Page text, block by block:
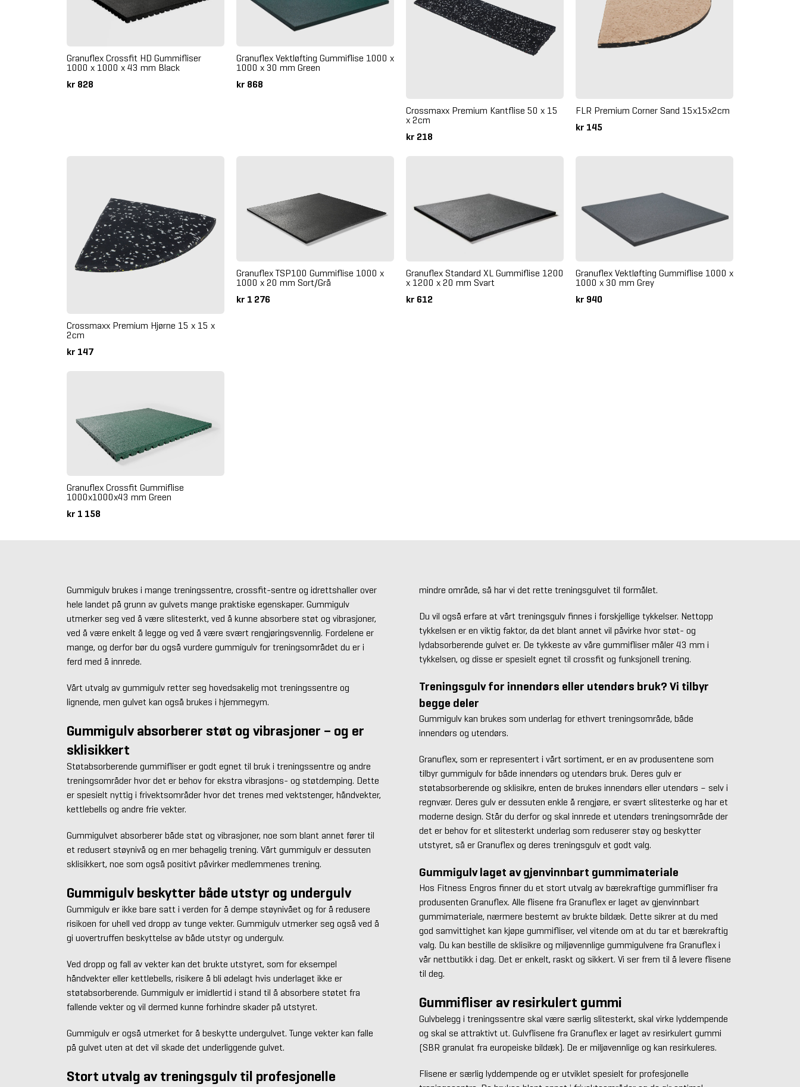
Granuflex Crossfit HD Gummifliser
1000 x 1000 x 43 mm Black
kr 828
Granuflex Vektløfting Gummiflise 1000 x
1000 x 30 mm Green
kr 868
Crossmaxx Premium Kantflise 50 x 15
x 2cm
kr 218
FLR Premium Corner Sand 15x15x2cm
kr 145
Crossmaxx Premium Hjørne 15 x 15 x
2cm
kr 147
Granuflex TSP100 Gummiflise 1000 x
1000 x 20 mm Sort/Grå
kr 1 276
Granuflex Standard XL Gummiflise 1200
x 1200 x 20 mm Svart
kr 612
Granuflex Vektløfting Gummiflise 1000 x
1000 x 30 mm Grey
kr 940
Granuflex Crossfit Gummiflise
1000x1000x43 mm Green
kr 1 158
Gummigulv brukes i mange treningssentre, crossfit-sentre og idrettshaller over
hele landet på grunn av gulvets mange praktiske egenskaper. Gummigulv
utmerker seg ved å være slitesterkt, ved å kunne absorbere støt og vibrasjoner,
ved å være enkelt å legge og ved å være svært rengjøringsvennlig. Fordelene er
mange, og derfor bør du også vurdere gummigulv for treningsområdet du er i
ferd med å innrede.
Vårt utvalg av gummigulv retter seg hovedsakelig mot treningssentre og
lignende, men gulvet kan også brukes i hjemmegym.
Gummigulv absorberer støt og vibrasjoner – og er
sklisikkert
Støtabsorberende gummifliser er godt egnet til bruk i treningssentre og andre
treningsområder hvor det er behov for ekstra vibrasjons- og støtdemping. Dette
er spesielt nyttig i frivektsområder hvor det trenes med vektstenger, håndvekter,
kettlebells og andre frie vekter.
Gummigulvet absorberer både støt og vibrasjoner, noe som blant annet fører til
et redusert støynivå og en mer behagelig trening. Vårt gummigulv er dessuten
sklisikkert, noe som også positivt påvirker medlemmenes trening.
Gummigulv beskytter både utstyr og undergulv
Gummigulv er ikke bare satt i verden for å dempe støynivået og for å redusere
risikoen for uhell ved dropp av tunge vekter. Gummigulv utmerker seg også ved å
gi uovertruffen beskyttelse av både utstyr og undergulv.
Ved dropp og fall av vekter kan det brukte utstyret, som for eksempel
håndvekter eller kettlebells, risikere å bli ødelagt hvis underlaget ikke er
støtabsorberende. Gummigulv er imidlertid i stand til å absorbere støtet fra
fallende vekter og vil dermed kunne forhindre skader på utstyret.
Gummigulv er også utmerket for å beskytte undergulvet. Tunge vekter kan falle
på gulvet uten at det vil skade det underliggende gulvet.
Stort utvalg av treningsgulv til profesjonelle
mindre område, så har vi det rette treningsgulvet til formålet.
Du vil også erfare at vårt treningsgulv finnes i forskjellige tykkelser. Nettopp
tykkelsen er en viktig faktor, da det blant annet vil påvirke hvor støt- og
lydabsorberende gulvet er. De tykkeste av våre gummifliser måler 43 mm i
tykkelsen, og disse er spesielt egnet til crossfit og funksjonell trening.
Treningsgulv for innendørs eller utendørs bruk? Vi tilbyr
begge deler
Gummigulv kan brukes som underlag for ethvert treningsområde, både
innendørs og utendørs.
Granuflex, som er representert i vårt sortiment, er en av produsentene som
tilbyr gummigulv for både innendørs og utendørs bruk. Deres gulv er
støtabsorberende og sklisikre, enten de brukes innendørs eller utendørs – selv i
regnvær. Deres gulv er dessuten enkle å rengjøre, er svært slitesterke og har et
moderne design. Står du derfor og skal innrede et utendørs treningsområde der
det er behov for et slitesterkt underlag som reduserer støy og beskytter
utstyret, så er Granuflex og deres treningsgulv et godt valg.
Gummigulv laget av gjenvinnbart gummimateriale
Hos Fitness Engros finner du et stort utvalg av bærekraftige gummifliser fra
produsenten Granuflex. Alle flisene fra Granuflex er laget av gjenvinnbart
gummimateriale, nærmere bestemt av brukte bildæk. Dette sikrer at du med
god samvittighet kan kjøpe gummifliser, vel vitende om at du tar et bærekraftig
valg. Du kan bestille de sklisikre og miljøvennlige gummigulvene fra Granuflex i
vår nettbutikk i dag. Det er enkelt, raskt og sikkert. Vi ser frem til å levere flisene
til deg.
Gummifliser av resirkulert gummi
Gulvbelegg i treningssentre skal være særlig slitesterkt, skal virke lyddempende
og skal se attraktivt ut. Gulvflisene fra Granuflex er laget av resirkulert gummi
(SBR granulat fra europeiske bildæk). De er miljøvennlige og kan resirkuleres.
Flisene er særlig lyddempende og er utviklet spesielt for profesjonelle